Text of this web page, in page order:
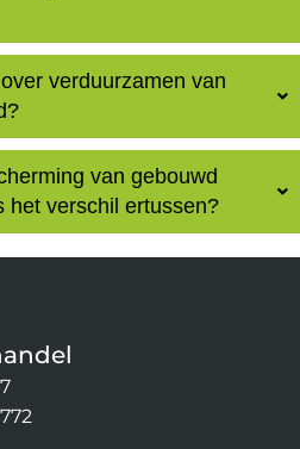
verduurzamen van
van gebouwd
het verschil ertussen?